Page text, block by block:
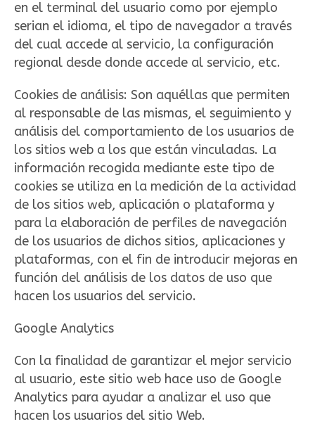
en el terminal del usuario como por ejemplo
serian el idioma, el tipo de navegador a través
del cual accede al servicio, la configuración
regional desde donde accede al servicio, etc.
Cookies de análisis: Son aquéllas que permiten
al responsable de las mismas, el seguimiento y
análisis del comportamiento de los usuarios de
los sitios web a los que están vinculadas. La
información recogida mediante este tipo de
cookies se utiliza en la medición de la actividad
de los sitios web, aplicación o plataforma y
para la elaboración de perfiles de navegación
de los usuarios de dichos sitios, aplicaciones y
plataformas, con el fin de introducir mejoras en
función del análisis de los datos de uso que
hacen los usuarios del servicio.
Google Analytics
Con la finalidad de garantizar el mejor servicio
al usuario, este sitio web hace uso de Google
Analytics para ayudar a analizar el uso que
hacen los usuarios del sitio Web.